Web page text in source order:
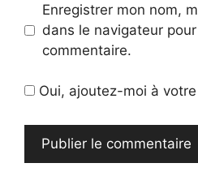
Enregistrer mon nom,
dans le navigateur
commentaire.
Oui, ajoutez-moi à